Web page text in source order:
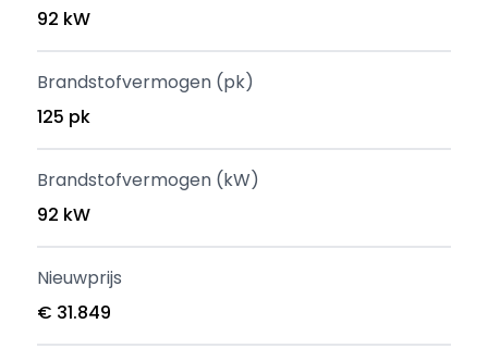
92 kW
Brandstofvermogen (pk)
125 pk
Brandstofvermogen (kW)
92 kW
Nieuwprijs
€ 31.849